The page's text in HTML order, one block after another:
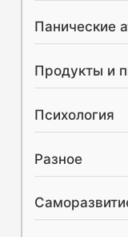
Панические
Продукты и
Психология
Разное